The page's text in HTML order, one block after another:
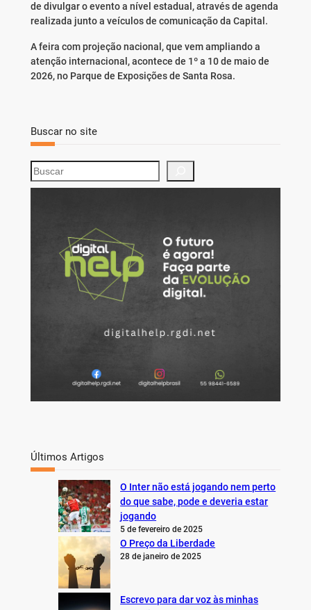
de divulgar o evento a nível estadual, através de agenda
realizada junto a veículos de comunicação da Capital.
A feira com projeção nacional, que vem ampliando a
atenção internacional, acontece de 1º a 10 de maio de
2026, no Parque de Exposições de Santa Rosa.
Buscar no site
S
e
Últimos Artigos
O Inter não está jogando nem perto
do que sabe, pode e deveria estar
jogando
5 de fevereiro de 2025
O Preço da Liberdade
28 de janeiro de 2025
Escrevo para dar voz às minhas